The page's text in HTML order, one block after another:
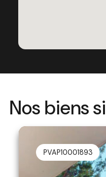
Nos biens
PVAP10001893